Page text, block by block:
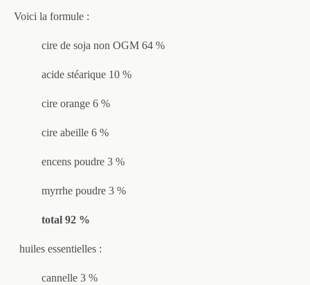
Voici la formule :
cire de soja non OGM 64 %
acide stéarique 10 %
cire orange 6 %
cire abeille 6 %
encens poudre 3 %
myrrhe poudre 3 %
total 92 %
huiles essentielles :
cannelle 3 %